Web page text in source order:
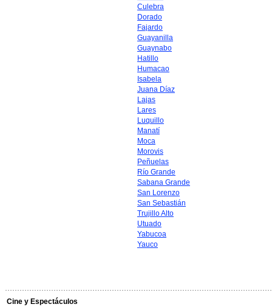
Culebra
Dorado
Fajardo
Guayanilla
Guaynabo
Hatillo
Humacao
Isabela
Juana Díaz
Lajas
Lares
Luquillo
Manatí
Moca
Morovis
Peñuelas
Río Grande
Sabana Grande
San Lorenzo
San Sebastián
Trujillo Alto
Utuado
Yabucoa
Yauco
Cine y Espectáculos